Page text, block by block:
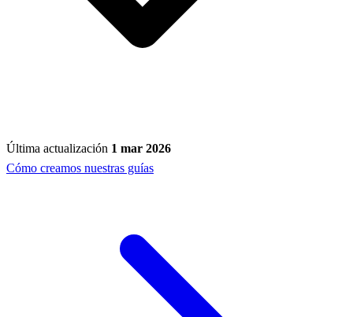
Última actualización 1 mar 2026
Cómo creamos nuestras guías